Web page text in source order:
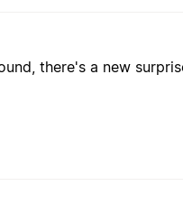
there's a new